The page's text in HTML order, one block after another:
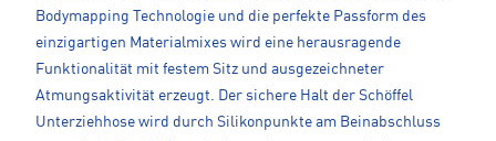
Bodymapping Technologie und die perfekte Passform des
einzigartigen Materialmixes wird eine herausragende
Funktionalität mit festem Sitz und ausgezeichneter
Atmungsaktivität erzeugt. Der sichere Halt der Schöffel
Unterziehhose wird durch Silikonpunkte am Beinabschluss